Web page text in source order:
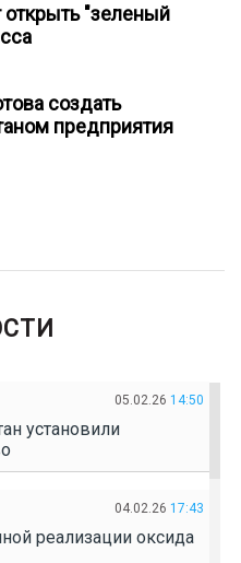
открыть "зеленый
создать
предприятия
05.02.26 14:50
установили
04.02.26 17:43
реализации оксида